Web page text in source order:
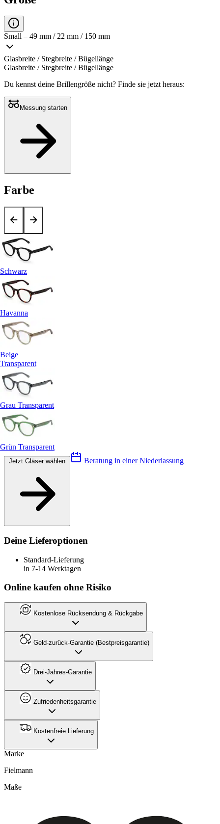
Small – 49 mm / 22 mm / 150 mm
Glasbreite / Stegbreite / Bügellänge
Glasbreite / Stegbreite / Bügellänge
Du kennst deine Brillengröße nicht? Finde sie jetzt heraus:
Messung starten
Farbe
Schwarz
Havanna
Beige
Transparent
Grau Transparent
Grün Transparent
Beratung in einer Niederlassung
Deine Lieferoptionen
Standard-Lieferung
in 7-14 Werktagen
Online kaufen ohne Risiko
Kostenlose Rücksendung & Rückgabe
Geld-zurück-Garantie (Bestpreisgarantie)
Drei-Jahres-Garantie
Zufriedenheitsgarantie
Kostenfreie Lieferung
Marke
Fielmann
Maße